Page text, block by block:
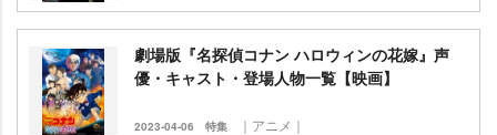
劇場版『名探偵コナン ハロウィンの花嫁』声
優・キャスト・登場人物一覧【映画】
2023-04-06 特集 ｜アニメ｜